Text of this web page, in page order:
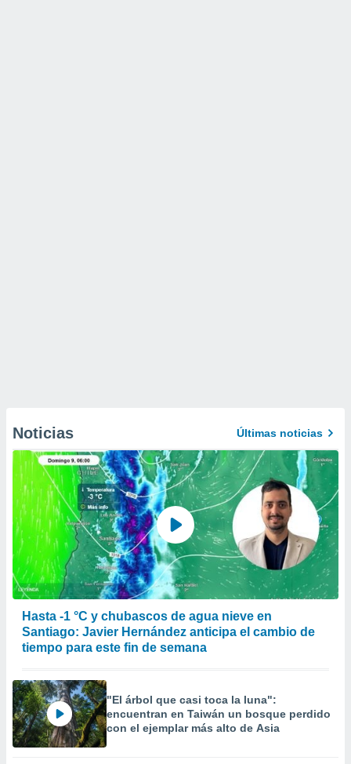
Noticias Últimas noticias
Hasta -1 °C y chubascos de agua nieve en
Santiago: Javier Hernández anticipa el cambio de
tiempo para este fin de semana
"El árbol que casi toca la luna":
encuentran en Taiwán un bosque perdido
con el ejemplar más alto de Asia